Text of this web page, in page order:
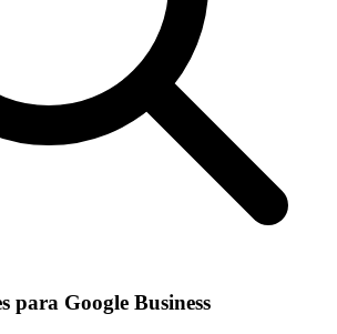
para Google Business